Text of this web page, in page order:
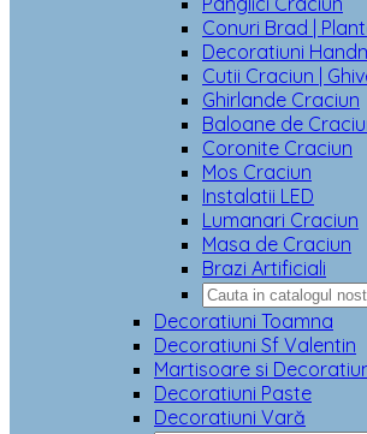
Conuri Brad |
Decoratiuni
Cutii Craciun |
Ghirlande Craciun
Baloane de
Coronite Craciun
Mos Craciun
Instalatii LED
Lumanari Craciun
Masa de Craciun
Brazi Artificiali
Decoratiuni Toamna
Decoratiuni Sf Valentin
Martisoare si
Decoratiuni Paste
Decoratiuni Vară